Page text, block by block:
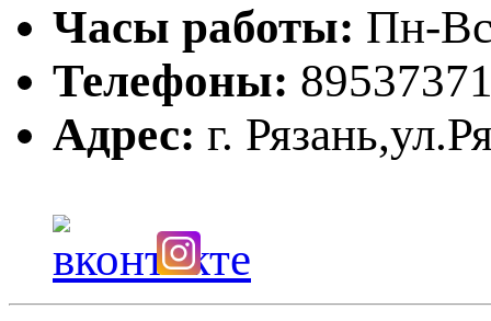
Часы работы: Пн-
Телефоны:
Адрес: г.